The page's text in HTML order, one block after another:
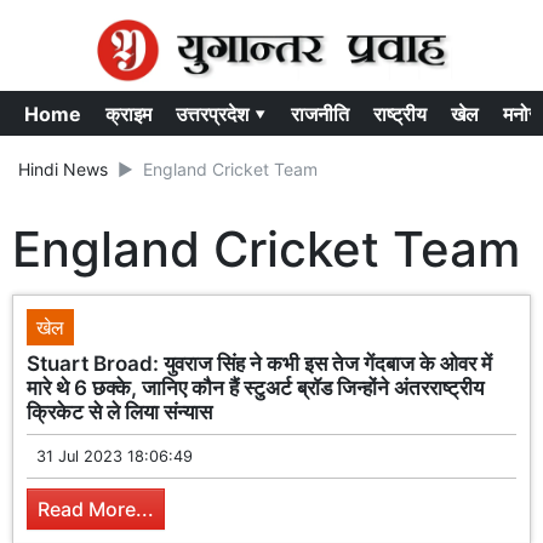
Home क्राइम उत्तरप्रदेश ▾ राजनीति राष्ट्रीय खेल
Hindi News England Cricket Team
England Cricket Team
खेल
Stuart Broad: युवराज सिंह ने कभी इस तेज गेंदबाज के ओवर में
मारे थे 6 छक्के, जानिए कौन हैं स्टुअर्ट ब्रॉड जिन्होंने अंतरराष्ट्रीय
क्रिकेट से ले लिया संन्यास
31 Jul 2023 18:06:49
Read More...